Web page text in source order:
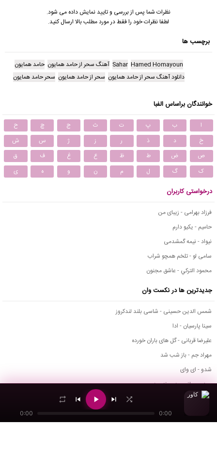
نظرات شما پس از بررسی و تایید نمایش داده می شود.
لطفا نظرات خود را فقط در مورد مطلب بالا ارسال کنید.
برچسب ها
Hamed Homayoun
Sahar آهنگ سحر از حامد همایون حامد همایون
دانلود آهنگ سحر از حامد همایون سحر از حامد همایون سحر حامد همایون
خوانندگان براساس الفبا
ا ب پ ت ث ج چ
ح
خ
د ذ ر ز ژ س
ش
ص
ض ط ظ ع غ ف
ق
ک
گ ل م ن و ه ی
درخواستی کاربران
فرزاد بهرامی - زیبای من
حامیم - یکیو دارم
نیواد - نیمه گمشدمی
سامی لو - تلخم همچو شراب
محمود التركي - عاشق مجنون
جدیدترین ها در نکست وان
شمس الدین حسینی - شاسی بلند لندکروز
سینا پارسیان - ادا
علیرضا قربانی - گل های باران خورده
مهراد جم - باز شب شد
شدو - ای وای
مهدی جهانی - دیوونه بودم
محسن چاوشی - چهل روز
دانلود اپیزود عشق عمیق از دیجی شاهین
0:00
0:00